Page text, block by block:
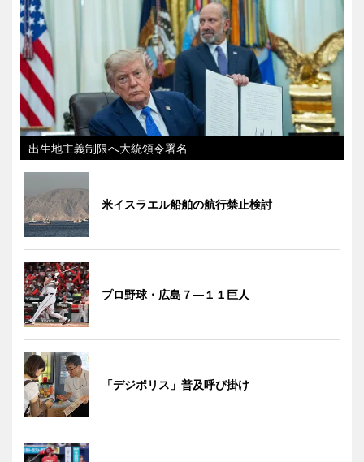
出生地主義制限へ大統領令署名
米イスラエル船舶の航行禁止検討
プロ野球・広島７―１１巨人
「デジポリス」普及呼び掛け